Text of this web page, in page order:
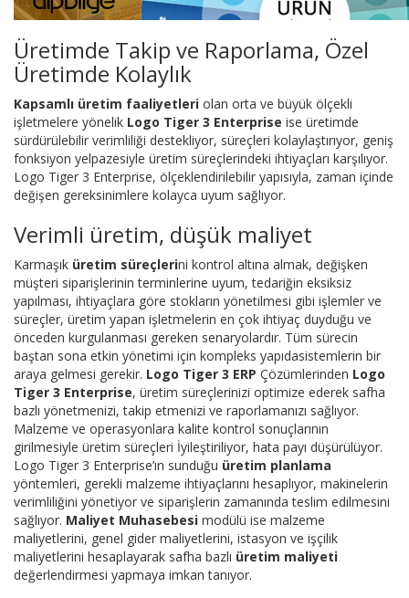
Üretimde Takip ve Raporlama, Özel
Üretimde Kolaylık
Kapsamlı üretim faaliyetleri olan orta ve büyük ölçekli
işletmelere yönelik Logo Tiger 3 Enterprise ise üretimde
sürdürülebilir verimliliği destekliyor, süreçleri kolaylaştırıyor, geniş
fonksiyon yelpazesiyle üretim süreçlerindeki ihtiyaçları karşılıyor.
Logo Tiger 3 Enterprise, ölçeklendirilebilir yapısıyla, zaman içinde
değişen gereksinimlere kolayca uyum sağlıyor.
Verimli üretim, düşük maliyet
Karmaşık üretim süreçlerini kontrol altına almak, değişken
müşteri siparişlerinin terminlerine uyum, tedariğin eksiksiz
yapılması, ihtiyaçlara göre stokların yönetilmesi gibi işlemler ve
süreçler, üretim yapan işletmelerin en çok ihtiyaç duyduğu ve
önceden kurgulanması gereken senaryolardır. Tüm sürecin
baştan sona etkin yönetimi için kompleks yapıdasistemlerin bir
araya gelmesi gerekir. Logo Tiger 3 ERP Çözümlerinden Logo
Tiger 3 Enterprise, üretim süreçlerinizi optimize ederek safha
bazlı yönetmenizi, takip etmenizi ve raporlamanızı sağlıyor.
Malzeme ve operasyonlara kalite kontrol sonuçlarının
girilmesiyle üretim süreçleri İyileştiriliyor, hata payı düşürülüyor.
Logo Tiger 3 Enterprise’ın sunduğu üretim planlama
yöntemleri, gerekli malzeme ihtiyaçlarını hesaplıyor, makinelerin
verimliliğini yönetiyor ve siparişlerin zamanında teslim edilmesini
sağlıyor. Maliyet Muhasebesi modülü ise malzeme
maliyetlerini, genel gider maliyetlerini, istasyon ve işçilik
maliyetlerini hesaplayarak safha bazlı üretim maliyeti
değerlendirmesi yapmaya imkan tanıyor.